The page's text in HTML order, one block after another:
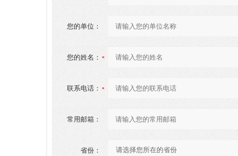
您的单位：
您的姓名：
联系电话：
常用邮箱：
省份：